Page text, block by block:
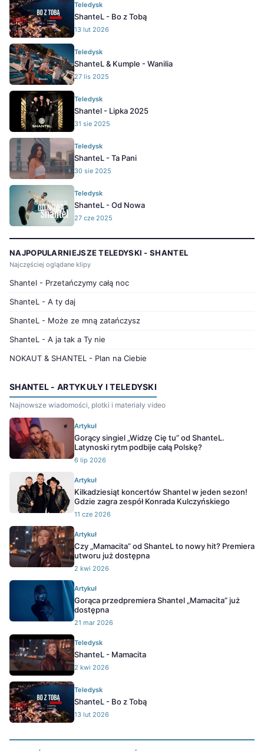
Teledysk
ShanteL - Bo z Tobą
13 lut 2026
Teledysk
ShanteL & Kumple - Wanilia
27 lis 2025
Teledysk
Shantel - Lipka 2025
31 sie 2025
Teledysk
ShanteL - Ta Pani
30 sie 2025
Teledysk
ShanteL - Od Nowa
27 cze 2025
NAJPOPULARNIEJSZE TELEDYSKI - SHANTEL
Najczęściej oglądane klipy
Shantel - Przetańczymy całą noc
ShanteL - A ty daj
ShanteL - Może ze mną zatańczysz
ShanteL - A ja tak a Ty nie
NOKAUT & SHANTEL - Plan na Ciebie
SHANTEL - ARTYKUŁY I TELEDYSKI
Najnowsze wiadomości, plotki i materiały video
Artykuł
Gorący singiel „Widzę Cię tu” od ShanteL.
Latynoski rytm podbije całą Polskę?
6 lip 2026
Artykuł
Kilkadziesiąt koncertów Shantel w jeden sezon!
Gdzie zagra zespół Konrada Kulczyńskiego
11 cze 2026
Artykuł
Czy „Mamacita” od ShanteL to nowy hit? Premiera
utworu już dostępna
2 kwi 2026
Artykuł
Gorąca przedpremiera Shantel „Mamacita” już
dostępna
21 mar 2026
Teledysk
ShanteL - Mamacita
2 kwi 2026
Teledysk
ShanteL - Bo z Tobą
13 lut 2026